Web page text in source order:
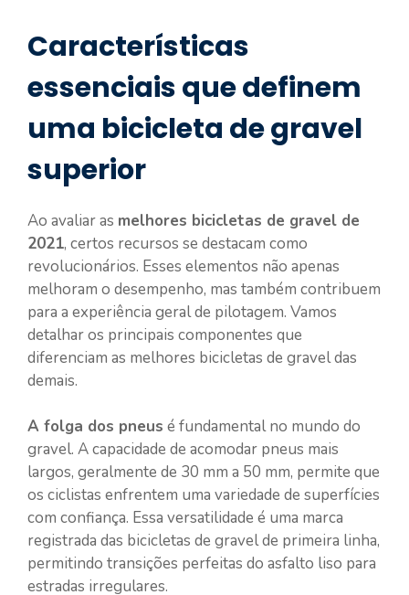
Características
essenciais que definem
uma bicicleta de gravel
superior
Ao avaliar as melhores bicicletas de gravel de
2021, certos recursos se destacam como
revolucionários. Esses elementos não apenas
melhoram o desempenho, mas também contribuem
para a experiência geral de pilotagem. Vamos
detalhar os principais componentes que
diferenciam as melhores bicicletas de gravel das
demais.
A folga dos pneus é fundamental no mundo do
gravel. A capacidade de acomodar pneus mais
largos, geralmente de 30 mm a 50 mm, permite que
os ciclistas enfrentem uma variedade de superfícies
com confiança. Essa versatilidade é uma marca
registrada das bicicletas de gravel de primeira linha,
permitindo transições perfeitas do asfalto liso para
estradas irregulares.